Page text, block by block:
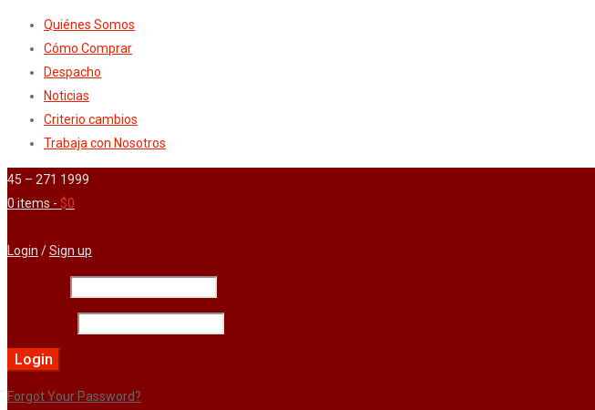
Quiénes Somos
Cómo Comprar
Despacho
Noticias
Criterio cambios
Trabaja con Nosotros
45 – 271 1999
0 items - $0
Login /Sign up
Forgot Your Password?